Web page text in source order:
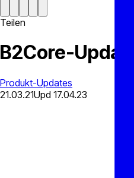
Teilen
B2Core-
Produkt-Updates
21.03.21Upd 17.04.23